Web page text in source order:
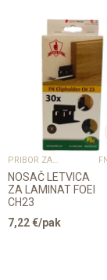
PRIBOR ZA UGRADNJU PODOVA – SVE NA JEDNOM MJESTU
NOSAČ LETVICA
ZA LAMINAT FOEI
CH23
7,22€/pak